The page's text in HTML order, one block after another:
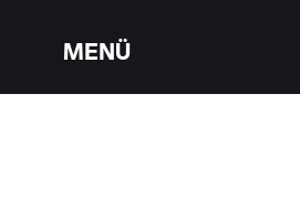
MENÜ